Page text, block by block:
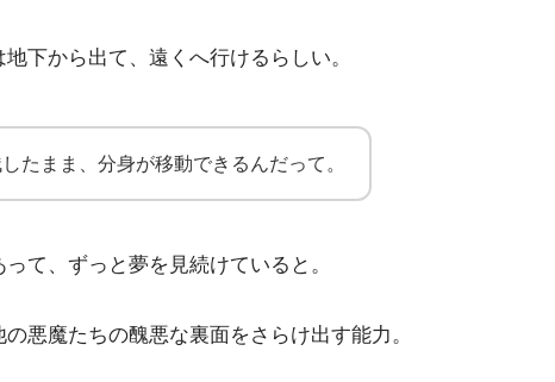
下から出て、遠くへ行けるらしい。
たまま、分身が移動できるんだって。
て、ずっと夢を見続けていると。
悪魔たちの醜悪な裏面をさらけ出す能力。